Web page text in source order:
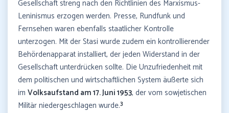
Gesellschaft streng nach den Richtlinien des Marxismus-
Leninismus erzogen werden. Presse, Rundfunk und
Fernsehen waren ebenfalls staatlicher Kontrolle
unterzogen. Mit der Stasi wurde zudem ein kontrollierender
Behördenapparat installiert, der jeden Widerstand in der
Gesellschaft unterdrücken sollte. Die Unzufriedenheit mit
dem politischen und wirtschaftlichen System äußerte sich
im Volksaufstand am 17. Juni 1953, der vom sowjetischen
Militär niedergeschlagen wurde.3